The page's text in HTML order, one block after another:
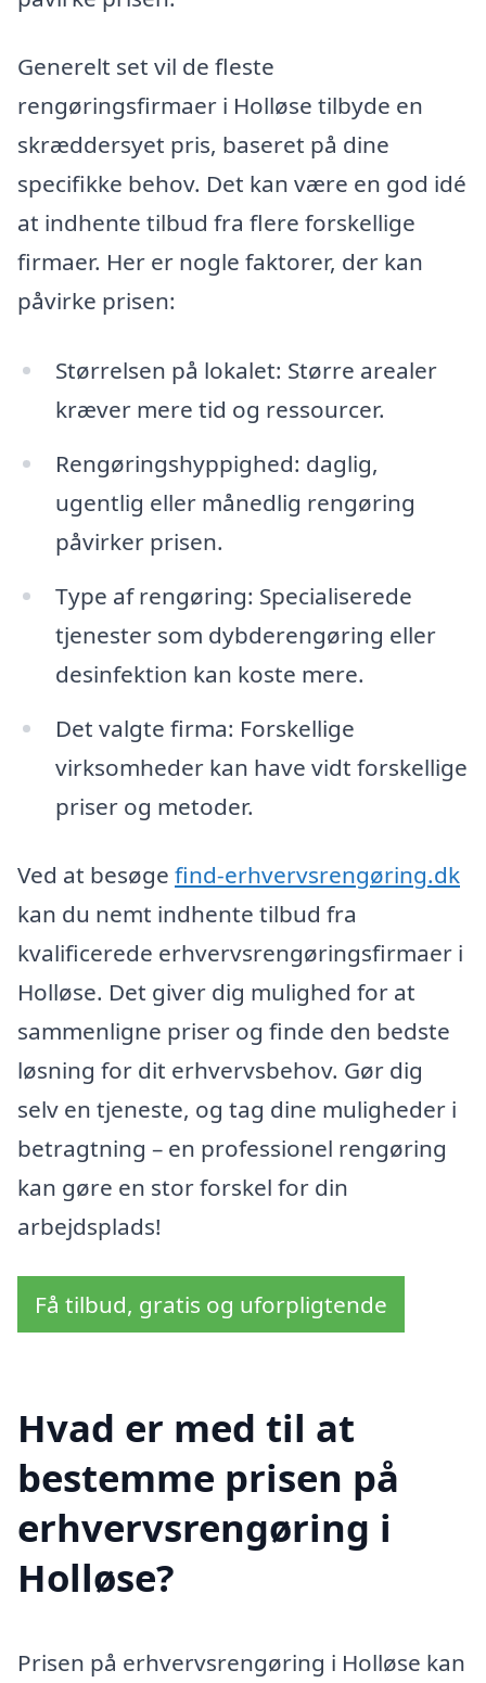
Generelt set vil de fleste
rengøringsfirmaer i Holløse tilbyde en
skræddersyet pris, baseret på dine
specifikke behov. Det kan være en god idé
at indhente tilbud fra flere forskellige
firmaer. Her er nogle faktorer, der kan
påvirke prisen:
Størrelsen på lokalet: Større arealer
kræver mere tid og ressourcer.
Rengøringshyppighed: daglig,
ugentlig eller månedlig rengøring
påvirker prisen.
Type af rengøring: Specialiserede
tjenester som dybderengøring eller
desinfektion kan koste mere.
Det valgte firma: Forskellige
virksomheder kan have vidt forskellige
priser og metoder.
Ved at besøge find-erhvervsrengøring.dk
kan du nemt indhente tilbud fra
kvalificerede erhvervsrengøringsfirmaer i
Holløse. Det giver dig mulighed for at
sammenligne priser og finde den bedste
løsning for dit erhvervsbehov. Gør dig
selv en tjeneste, og tag dine muligheder i
betragtning – en professionel rengøring
kan gøre en stor forskel for din
arbejdsplads!
Få tilbud, gratis og uforpligtende
Hvad er med til at
bestemme prisen på
erhvervsrengøring i
Holløse?
Prisen på erhvervsrengøring i Holløse kan